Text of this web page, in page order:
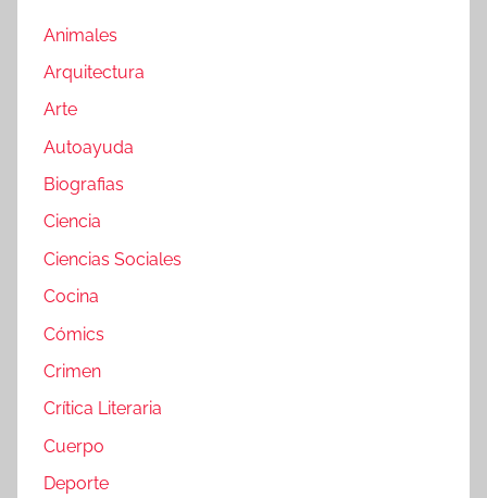
Animales
Arquitectura
Arte
Autoayuda
Biografias
Ciencia
Ciencias Sociales
Cocina
Cómics
Crimen
Crítica Literaria
Cuerpo
Deporte